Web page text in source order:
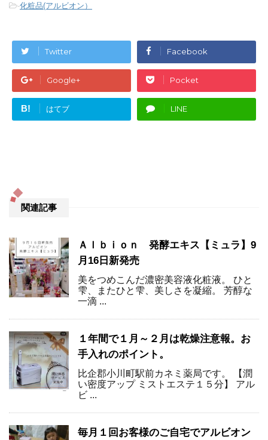
-化粧品(アルビオン）
Twitter Facebook
Google+ Pocket
B! はてブ LINE
関連記事
Ａｌｂｉｏｎ 発酵エキス【ミュラ】9
月16日新発売
美をつめこんだ濃密美容液化粧液。 ひと
雫、またひと雫、美しさを凝縮。 芳醇な
一滴 ...
１年間で１月～２月は乾燥注意報。お
手入れのポイント。
比企郡小川町駅前カネミ薬局です。 【潤
い密度アップ ミストエステ１５分】 アル
ビ ...
毎月１回お客様のご自宅でアルビオン